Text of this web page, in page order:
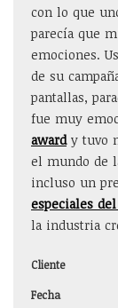
con lo que
parecía que
emociones.
de su
pantallas,
fue muy
awardy tuvo
el mundo de
incluso un
especiales del
la industria
Cliente
Fecha